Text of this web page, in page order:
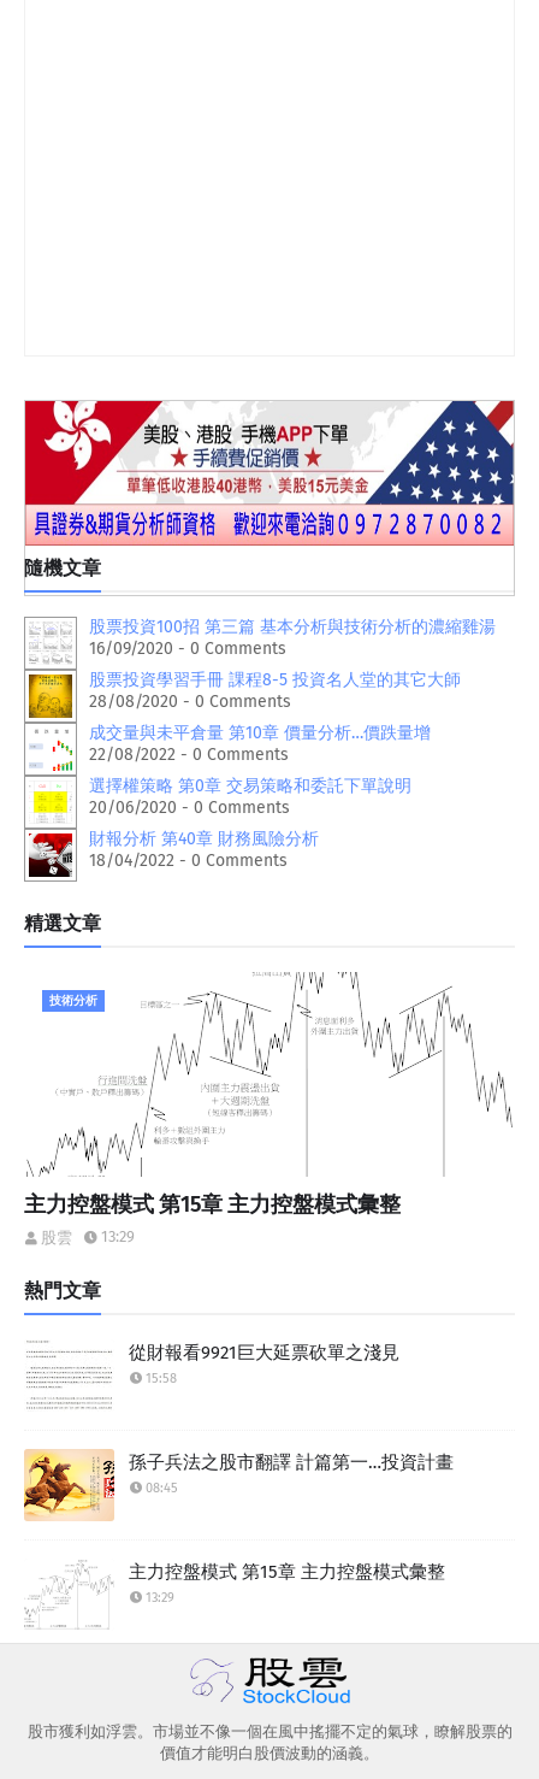
隨機文章
股票投資100招 第三篇 基本分析與技術分析的濃縮雞湯
16/09/2020 - 0 Comments
股票投資學習手冊 課程8-5 投資名人堂的其它大師
28/08/2020 - 0 Comments
成交量與未平倉量 第10章 價量分析…價跌量增
22/08/2022 - 0 Comments
選擇權策略 第0章 交易策略和委託下單說明
20/06/2020 - 0 Comments
財報分析 第40章 財務風險分析
18/04/2022 - 0 Comments
精選文章
技術分析
主力控盤模式 第15章 主力控盤模式彙整
股雲 13:29
熱門文章
從財報看9921巨大延票砍單之淺見
15:58
孫子兵法之股市翻譯 計篇第一…投資計畫
08:45
主力控盤模式 第15章 主力控盤模式彙整
13:29
股市獲利如浮雲。市場並不像一個在風中搖擺不定的氣球，瞭解股票的
價值才能明白股價波動的涵義。